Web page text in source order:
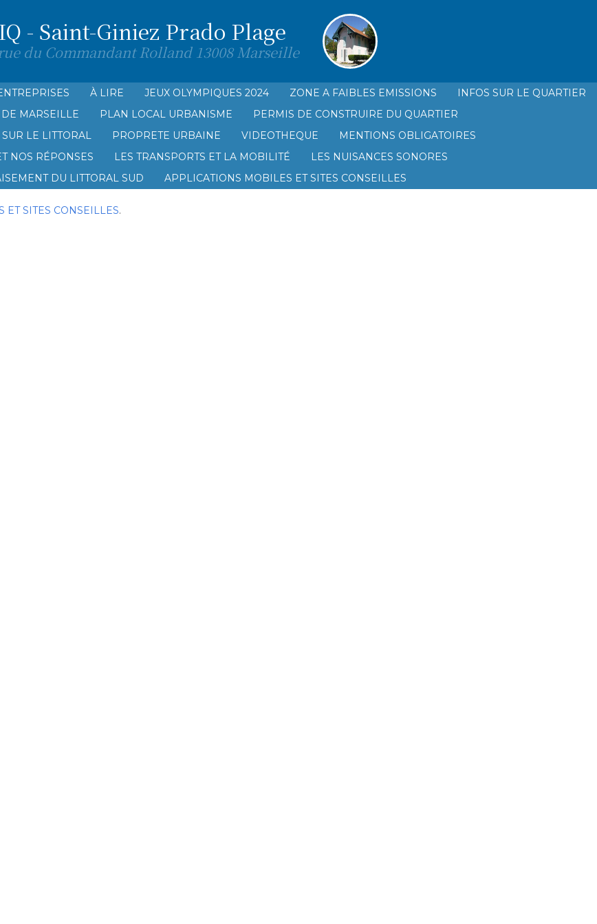
- Saint-Giniez Prado Plage
du Commandant Rolland 13008 Marseille
À LIRE JEUX OLYMPIQUES 2024 ZONE A FAIBLES EMISSIONS
INFOS SUR LE QUARTIER
MARSEILLE
PLAN LOCAL URBANISME
PERMIS DE CONSTRUIRE DU QUARTIER
LE LITTORAL
PROPRETE URBAINE VIDEOTHEQUE
MENTIONS OBLIGATOIRES
NOS RÉPONSES
LES TRANSPORTS ET LA MOBILITÉ
LES NUISANCES SONORES
DU LITTORAL SUD
APPLICATIONS MOBILES ET SITES CONSEILLES
SITES CONSEILLES.